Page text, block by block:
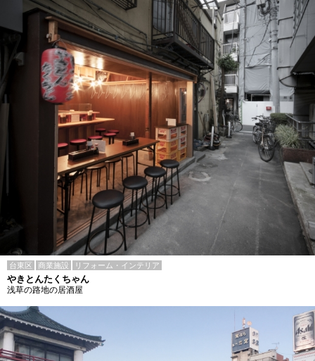
台東区 商業施設 リフォーム・インテリア
やきとんたくちゃん
浅草の路地の居酒屋